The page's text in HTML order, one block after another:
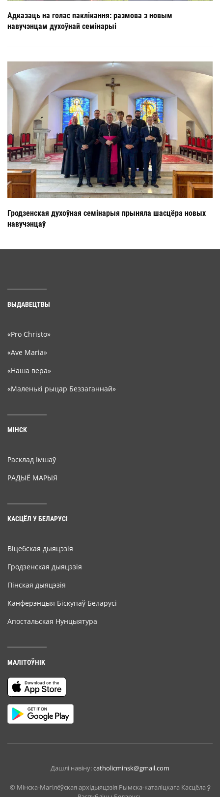
Адказаць на голас паклікання: размова з новым
навучэнцам духоўнай семінарыі
Гродзенская духоўная семінарыя прыняла шасцёра новых
навучэнцаў
ВЫДАВЕЦТВЫ
«Pro Christo»
«Ave Maria»
«Наша вера»
«Маленькі рыцар Беззаганнай»
МІНСК
Расклад Імшаў
РАДЫЁ МАРЫЯ
КАСЦЁЛ У БЕЛАРУСІ
Віцебская дыяцэзія
Гродзенская дыяцэзія
Пінская дыяцэзія
Канферэнцыя Біскупаў Беларусі
Апостальская Нунцыятура
МАЛІТОЎНІК
Дашлі навіну:catholicminsk@gmail.com
© Мiнска-Магiлёўская архiдыяцэзiя Рымска-каталіцкага Касцёла ў